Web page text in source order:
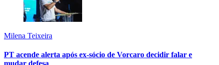
Milena Teixeira
PT acende alerta após ex-sócio de Vorcaro decidir falar e
mudar defesa